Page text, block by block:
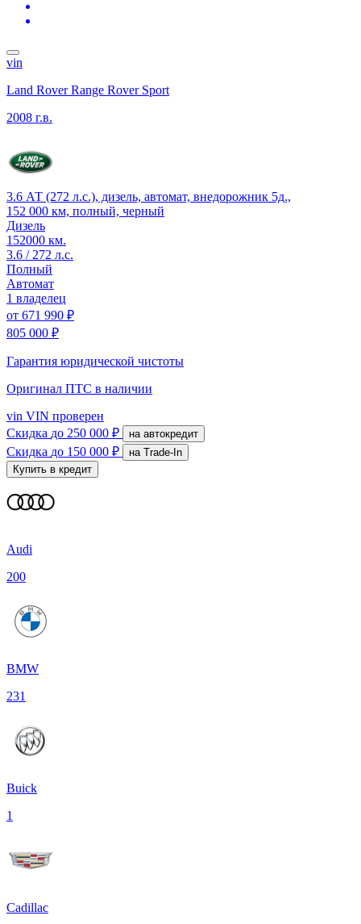
vin
Land Rover Range Rover Sport
2008 г.в.
3.6 АТ (272 л.с.), дизель, автомат, внедорожник 5д.,
152 000 км, полный, черный
Дизель
152000 км.
3.6 / 272 л.с.
Полный
Автомат
1 владелец
от 671 990 ₽
805 000 ₽
Гарантия юридической чистоты
Оригинал ПТС в наличии
vin VIN проверен
Скидка до 250 000 ₽ на автокредит
Скидка до 150 000 ₽
на Trade-In
Купить в кредит
Audi
200
BMW
231
Buick
1
Cadillac